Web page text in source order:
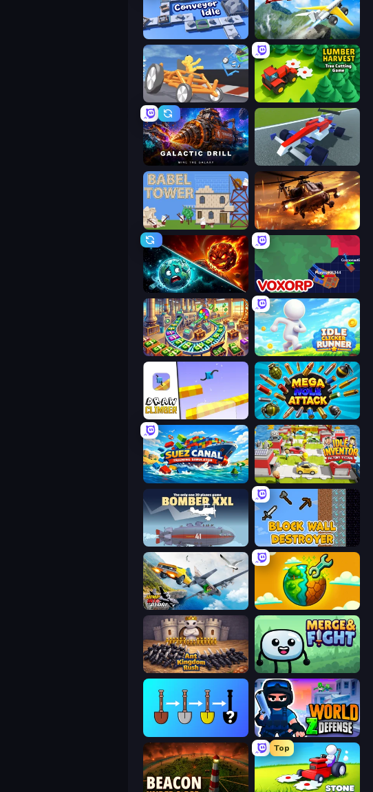
Conveyor Idle Crazy Plane Landing
Draw Crash Race Lumber Harvest: Tree Cutting Game
Galactic Drill Genius Car 2
Babel Tower Heli Military Base
PlanetCrush 2 Voxorp
Money Factory: Tycoon Idle Game Idle Clicker Runner
Draw Climber Mega Hole Attack
Suez Canal Training Simulator Idle Inventor
Bomber XXL Block Wall Destroyer
Jump Into The Plane Land Explorers: Merge & Build
Ant Kingdom Rush Merge & Fight
World Z Defense - Zombie Defense
Top